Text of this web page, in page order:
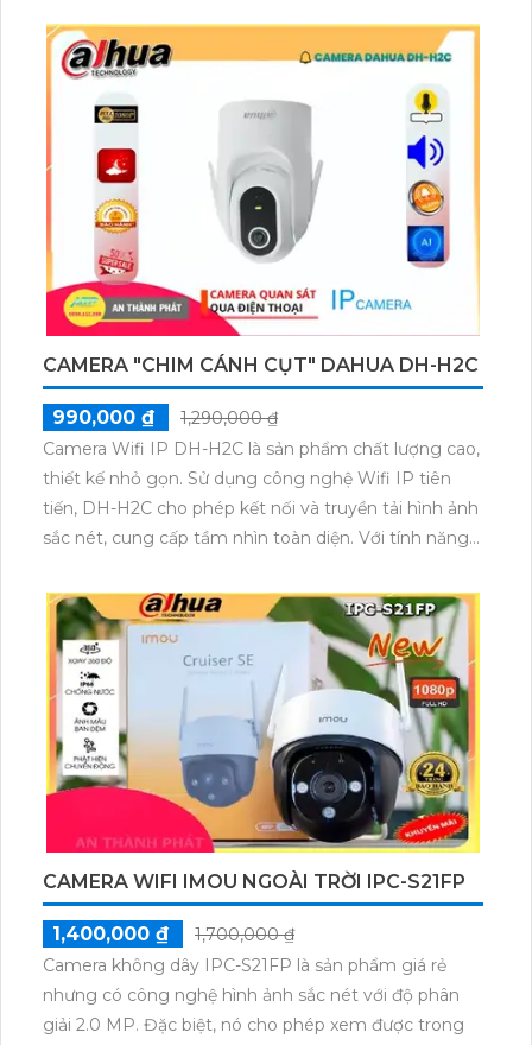
CAMERA "CHIM CÁNH CỤT" DAHUA DH-H2C
990,000 ₫
1,290,000 ₫
Camera Wifi IP DH-H2C là sản phẩm chất lượng cao,
thiết kế nhỏ gọn. Sử dụng công nghệ Wifi IP tiên
tiến, DH-H2C cho phép kết nối và truyền tải hình ảnh
sắc nét, cung cấp tầm nhìn toàn diện. Với tính năng
hoạt giúp giám sát an ninh hiệu quả mọi lúc, mọi nơi.
CAMERA WIFI IMOU NGOÀI TRỜI IPC-S21FP
1,400,000 ₫
1,700,000 ₫
Camera không dây IPC-S21FP là sản phẩm giá rẻ
nhưng có công nghệ hình ảnh sắc nét với độ phân
giải 2.0 MP. Đặc biệt, nó cho phép xem được trong